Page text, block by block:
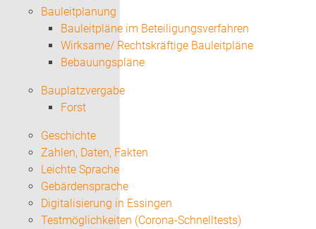
Bauleitplanung
Bauleitpläne im Beteiligungsverfahren
Wirksame/ Rechtskräftige Bauleitpläne
Bebauungspläne
Bauplatzvergabe
Forst
Geschichte
Zahlen, Daten, Fakten
Leichte Sprache
Gebärdensprache
Digitalisierung in Essingen
Testmöglichkeiten (Corona-Schnelltests)